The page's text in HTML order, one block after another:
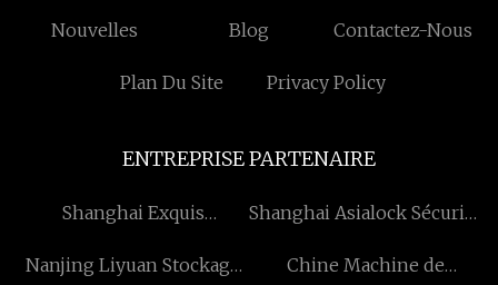
Nouvelles Blog Contactez-Nous
Plan Du Site Privacy Policy
ENTREPRISE PARTENAIRE
Shanghai Exquis
Shanghai Asialock Sécurité
Nanjing Liyuan Stockage
Chine Machine de